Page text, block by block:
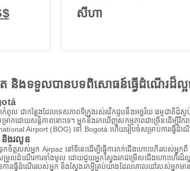
សីហា
ត និងទទួលបានបទពិសោធន៍ធ្វើដំណើរដ៏ល្អ
ល ជាកន្លែងដែលទេសភាពទីក្រុងរស់រវើកជួបនឹងអច្ឆរិយៈធម្មជាតិដ៏
រាកដោយសន្តិភាពនោះទេ។ អ្នក​នឹង​រក​ឃើញ​សកម្មភាព​ជា​ច្រើន​ដើម្
Airport (BOG) ទៅ Bogotá ហើយរៀបចំសម្រាប់ការធ្វើដំ
និងរលូន
កចិត្តរបស់អ្នក Airpaz នៅទីនេះដើម្បីធ្វើការកក់ជើងហោះហើររប
លដំណើរការទាំងមូល ដោយជួយអ្នកស្វែងរកជម្រើសជើងហោះហើរដ៏
នការធ្វើដំណើររបស់អ្នក និងស្វែងរកអ្វីគ្រប់យ៉ាងដែលគោលដៅរបស់អ្នកមា